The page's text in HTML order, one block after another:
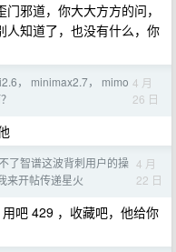
邪道，你大大方方的问，
人知道了，也没有什么，你
， minimax2.7， mimo 4 月
26 日
了智谱这波背刺用户的操
来开帖传递星火
4 月
22 日
吧 429 ，收藏吧，他给你